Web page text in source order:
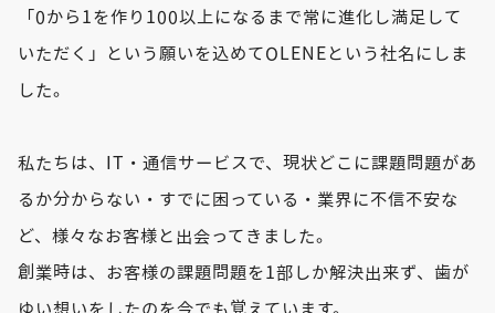
「0から1を作り100以上になるまで常に進化し満足して
いただく」という願いを込めてOLENEという社名にしま
した。
私たちは、IT・通信サービスで、現状どこに課題問題があ
るか分からない・すでに困っている・業界に不信不安な
ど、様々なお客様と出会ってきました。
創業時は、お客様の課題問題を1部しか解決出来ず、歯が
ゆい想いをしたのを今でも覚えています。